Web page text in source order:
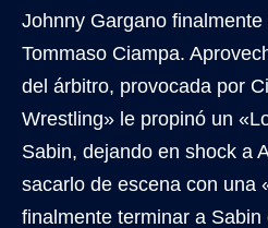
Johnny Gargano
Tommaso Ciampa.
del árbitro, provocada por
Wrestling» le propinó un
Sabin, dejando en shock a
sacarlo de escena con una
finalmente terminar a